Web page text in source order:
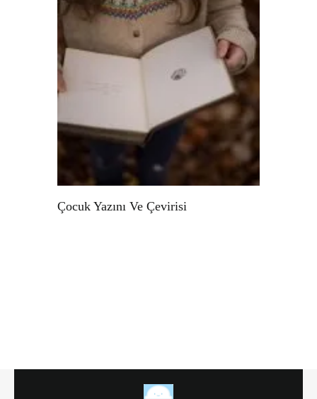
Çocuk Yazını Ve Çevirisi